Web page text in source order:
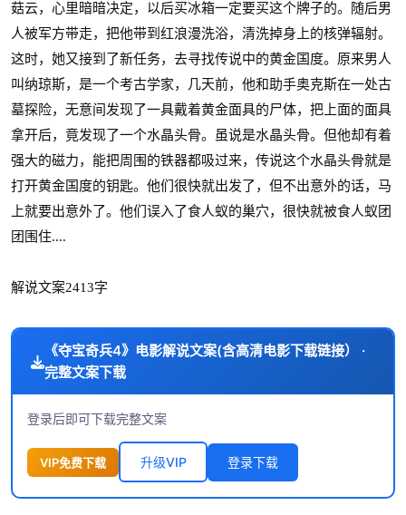
菇云，心里暗暗决定，以后买冰箱一定要买这个牌子的。随后男
人被军方带走，把他带到红浪漫洗浴，清洗掉身上的核弹辐射。
这时，她又接到了新任务，去寻找传说中的黄金国度。原来男人
叫纳琼斯，是一个考古学家，几天前，他和助手奥克斯在一处古
墓探险，无意间发现了一具戴着黄金面具的尸体，把上面的面具
拿开后，竟发现了一个水晶头骨。虽说是水晶头骨。但他却有着
强大的磁力，能把周围的铁器都吸过来，传说这个水晶头骨就是
打开黄金国度的钥匙。他们很快就出发了，但不出意外的话，马
上就要出意外了。他们误入了食人蚁的巢穴，很快就被食人蚁团
团围住....
解说文案2413字
《夺宝奇兵4》电影解说文案(含高清电影下载链接） ·
完整文案下载
登录后即可下载完整文案
VIP免费下载 升级VIP 登录下载